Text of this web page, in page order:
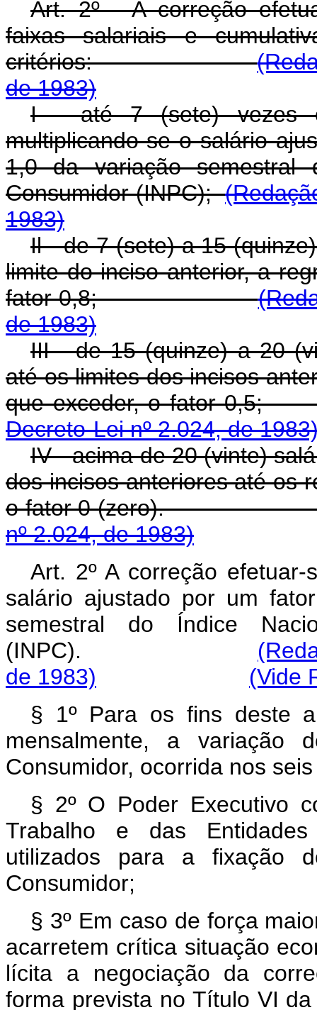
Art. 2º - A correção
faixas salariais e
critérios:
de 1983)
I - até 7 (sete) vezes
multiplicando-se o salário
1,0 da variação semestral
Consumidor (INPC);
1983)
Il - de 7 (sete) a 15
limite do inciso anterior, a
fator 0,8;
de 1983)
III - de 15 (quinze) a 20
até os limites dos incisos
que exceder, o
Decreto-Lei nº 2.024, de
IV - acima de 20 (vinte)
dos incisos anteriores até os
o fator 0
nº 2.024, de 1983)
Art. 2º A correção
salário ajustado por um
semestral do Índice
(INPC).
de 1983)
(Vide
§ 1º Para os fins deste
mensalmente, a variação
Consumidor, ocorrida nos
§ 2º O Poder Executivo
Trabalho e das
utilizados para a fixação
Consumidor;
§ 3º Em caso de força
acarretem crítica situação
lícita a negociação da
forma prevista no Título VI